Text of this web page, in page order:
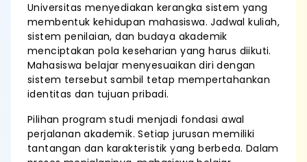
Universitas menyediakan kerangka sistem yang
membentuk kehidupan mahasiswa. Jadwal kuliah,
sistem penilaian, dan budaya akademik
menciptakan pola keseharian yang harus diikuti.
Mahasiswa belajar menyesuaikan diri dengan
sistem tersebut sambil tetap mempertahankan
identitas dan tujuan pribadi.
Pilihan program studi menjadi fondasi awal
perjalanan akademik. Setiap jurusan memiliki
tantangan dan karakteristik yang berbeda. Dalam